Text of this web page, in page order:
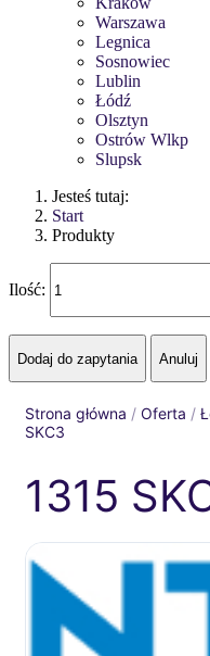
Warszawa
Legnica
Sosnowiec
Lublin
Łódź
Olsztyn
Ostrów Wlkp
Slupsk
Jesteś tutaj:
Start
Produkty
Ilość:
Strona główna / Oferta /
SKC3
1315